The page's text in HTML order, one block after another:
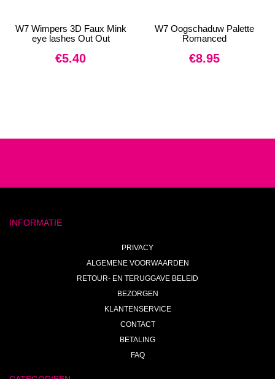
W7 Wimpers 3D Faux Mink
eye lashes Out Out
€5.40
W7 Oogschaduw Palette
Romanced
€8.95
INFORMATIE
PRIVACY
ALGEMENE VOORWAARDEN
RETOUR- EN TERUGGAVE BELEID
BEZORGEN
KLANTENSERVICE
CONTACT
BETALING
FAQ